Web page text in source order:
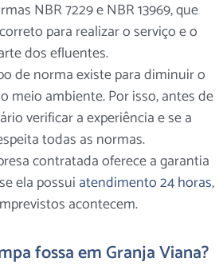
NBR 7229 e NBR 13969, que
para realizar o serviço e o
dos efluentes.
de norma existe para diminuir o
meio ambiente. Por isso, antes de
verificar a experiência e se a
todas as normas.
contratada oferece a garantia
ela possui atendimento 24 horas,
acontecem.
fossa em Granja Viana?